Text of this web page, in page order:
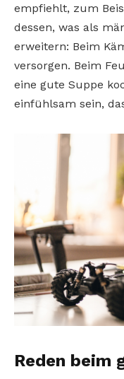
empfiehlt, zum
dessen, was als
erweitern: Beim
versorgen. Beim
eine gute Suppe
einfühlsam sein,
Reden beim